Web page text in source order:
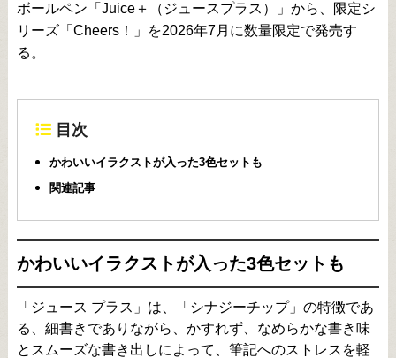
ボールペン「Juice＋（ジュースプラス）」から、限定シ
リーズ「Cheers！」を2026年7月に数量限定で発売す
る。
目次
かわいいイラクストが入った3色セットも
関連記事
かわいいイラクストが入った3色セットも
「ジュース プラス」は、「シナジーチップ」の特徴であ
る、細書きでありながら、かすれず、なめらかな書き味
とスムーズな書き出しによって、筆記へのストレスを軽